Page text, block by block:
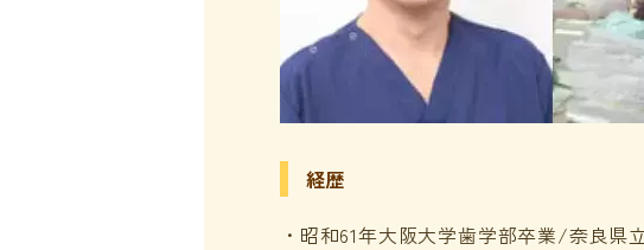
経歴
・昭和61年大阪大学歯学部卒業/奈良県